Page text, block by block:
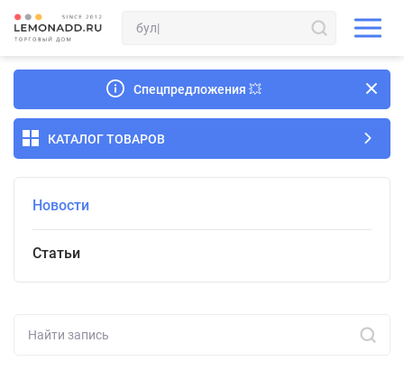
Спецпредложения 💥
КАТАЛОГ ТОВАРОВ
Новости
Статьи